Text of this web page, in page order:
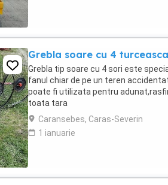
Grebla soare cu 4 turceasca
Grebla tip soare cu 4 sori este
fanul chiar de pe un teren
poate fi utilizata pentru
toata tara
Caransebes, Caras-Severin
1 ianuarie